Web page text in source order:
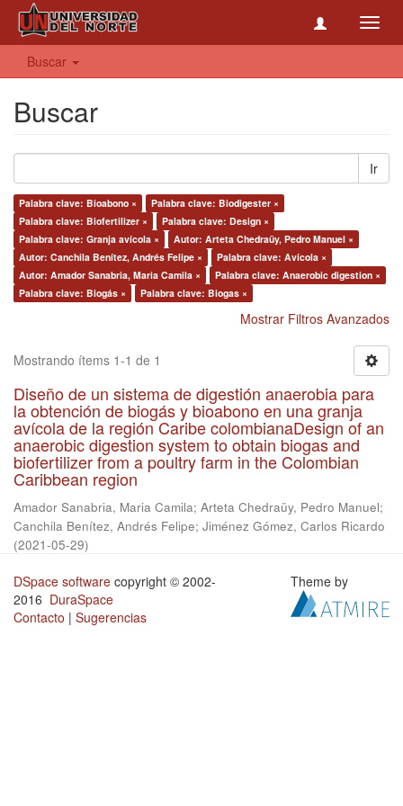
Buscar
Buscar
Ir
Palabra clave: Bioabono ×
Palabra clave: Biodigester ×
Palabra clave: Biofertilizer ×
Palabra clave: Design ×
Palabra clave: Granja avícola ×
Autor: Arteta Chedraüy, Pedro Manuel ×
Autor: Canchila Benítez, Andrés Felipe ×
Palabra clave: Avícola ×
Autor: Amador Sanabria, Maria Camila ×
Palabra clave: Anaerobic digestion ×
Palabra clave: Biogás ×
Palabra clave: Biogas ×
Mostrar Filtros Avanzados
Mostrando ítems 1-1 de 1
Diseño de un sistema de digestión anaerobia para
la obtención de biogás y bioabono en una granja
avícola de la región Caribe colombianaDesign of an
anaerobic digestion system to obtain biogas and
biofertilizer from a poultry farm in the Colombian
Caribbean region
Amador Sanabria, Maria Camila; Arteta Chedraüy, Pedro Manuel;
Canchila Benítez, Andrés Felipe; Jiménez Gómez, Carlos Ricardo
(2021-05-29)
DSpace software copyright © 2002-
2016 DuraSpace
Contacto | Sugerencias
Theme by